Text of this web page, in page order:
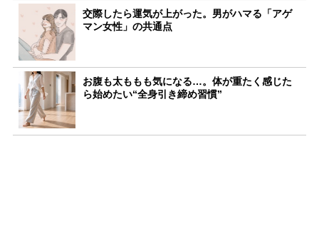
交際したら運気が上がった。男がハマる「アゲ
マン女性」の共通点
お腹も太ももも気になる…。体が重たく感じた
ら始めたい“全身引き締め習慣”